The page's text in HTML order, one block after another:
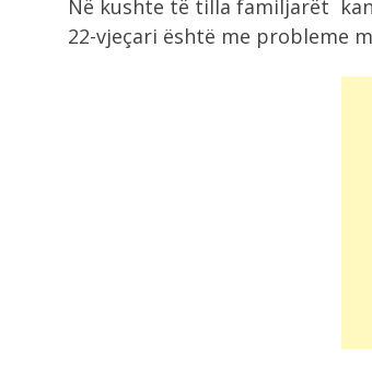
Në kushte të tilla familjarët
22-vjeçari është me probleme